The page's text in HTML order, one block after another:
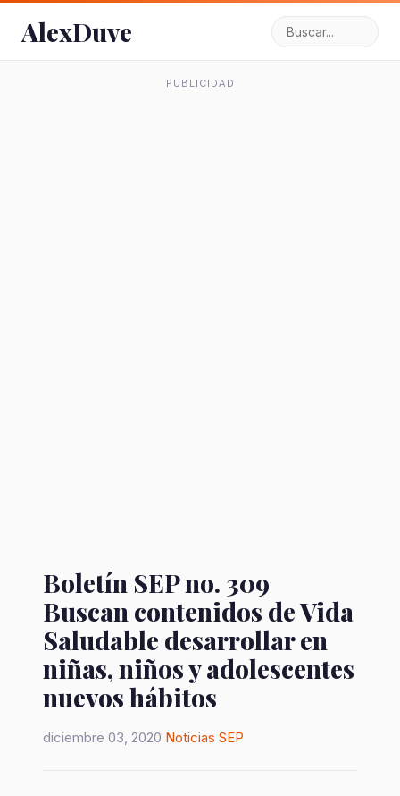
AlexDuve
PUBLICIDAD
Boletín SEP no. 309
Buscan contenidos de Vida
Saludable desarrollar en
niñas, niños y adolescentes
nuevos hábitos
diciembre 03, 2020 Noticias SEP